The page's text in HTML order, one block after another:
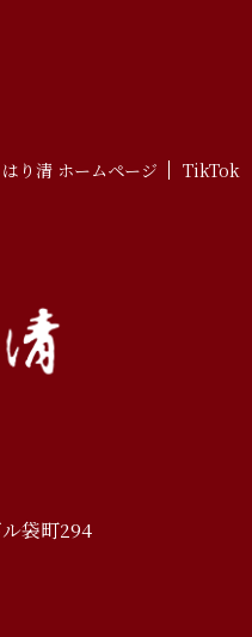
はり清 ホームページ TikTok
袋町294